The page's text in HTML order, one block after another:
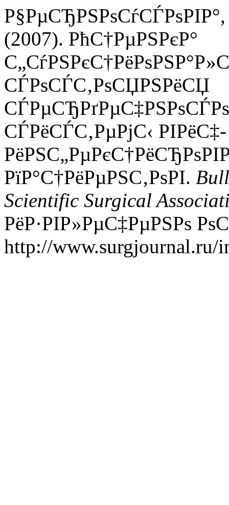
Р§РµСЂРЅРѕСѓСЃРѕРІР°,
(2007). РћС†РµРЅРєР°
СЃРѕСЃС‚РѕСЏРЅРёСЏ
СЃРёСЃС‚РµРјС‹ РІРёС‡-
РїР°С†РёРµРЅС‚РѕРІ.
Scientific Surgical
РёР·РІР»РµС‡РµРЅРѕ
http://www.surgjournal.ru/